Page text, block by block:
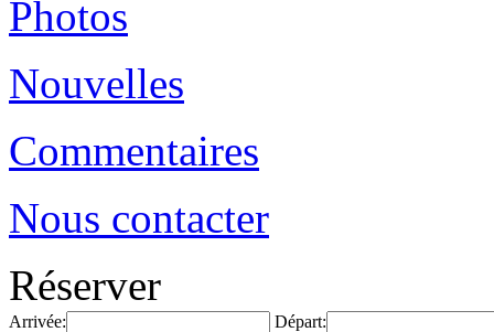
Photos
Nouvelles
Commentaires
Nous contacter
Réserver
Arrivée: Départ: